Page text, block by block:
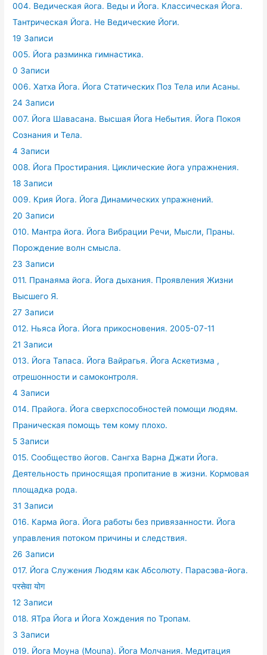
004. Ведическая йога. Веды и Йога. Классическая Йога.
Тантрическая Йога. Не Ведические Йоги.
19 Записи
005. Йога разминка гимнастика.
0 Записи
006. Хатха Йога. Йога Статических Поз Тела или Асаны.
24 Записи
007. Йога Шавасана. Высшая Йога Небытия. Йога Покоя
Сознания и Тела.
4 Записи
008. Йога Простирания. Циклические йога упражнения.
18 Записи
009. Крия Йога. Йога Динамических упражнений.
20 Записи
010. Мантра йога. Йога Вибрации Речи, Мысли, Праны.
Порождение волн смысла.
23 Записи
011. Пранаяма йога. Йога дыхания. Проявления Жизни
Высшего Я.
27 Записи
012. Ньяса Йога. Йога прикосновения. 2005-07-11
21 Записи
013. Йога Тапаса. Йога Вайрагья. Йога Аскетизма ,
отрешонности и самоконтроля.
4 Записи
014. Прайога. Йога сверхспособностей помощи людям.
Праническая помощь тем кому плохо.
5 Записи
015. Сообщество йогов. Сангха Варна Джати Йога.
Деятельность приносящая пропитание в жизни. Кормовая
площадка рода.
31 Записи
016. Карма йога. Йога работы без привязанности. Йога
управления потоком причины и следствия.
26 Записи
017. Йога Служения Людям как Абсолюту. Парасэва-йога.
परसेवा योग
12 Записи
018. ЯТра Йога и Йога Хождения по Тропам.
3 Записи
019. Йога Моуна (Mouna). Йога Молчания. Медитация